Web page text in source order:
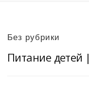
Без рубрики
Питание детей